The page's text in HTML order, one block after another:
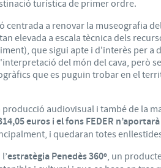
turística de primer ordre.
centrada a renovar la museografia
elevada a escala tècnica dels
que sigui apte i d'interès per
del món del cava, però
que es puguin trobar en el
audiovisual i també de la
euros i el fons FEDER
i quedaran totes
estratègia Penedès 360º, un